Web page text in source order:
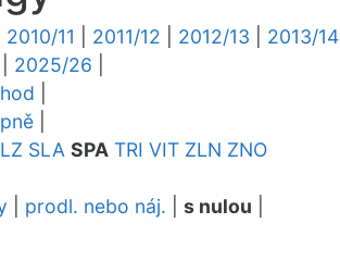
2010/11 2011/12 2012/13 2013/14
2025/26
SLA SPA TRI VIT ZLN ZNO
prodl. nebo náj. s nulou